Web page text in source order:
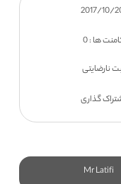
ها : 0
نارضایتی
گذاری
Mr Latifi